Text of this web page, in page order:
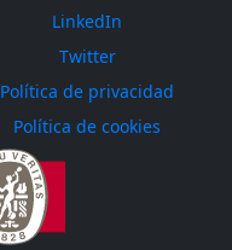
LinkedIn
Twitter
Política de privacidad
Política de cookies